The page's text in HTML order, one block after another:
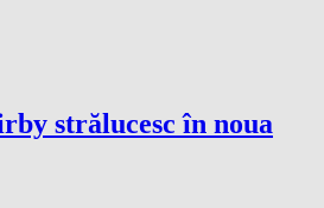
strălucesc în noua